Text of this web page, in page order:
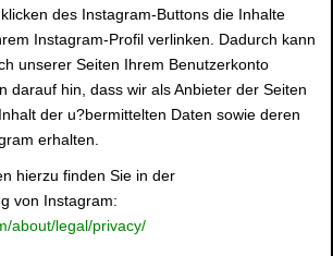
des Instagram-Buttons die Inhalte
Instagram-Profil verlinken. Dadurch kann
unserer Seiten Ihrem Benutzerkonto
darauf hin, dass wir als Anbieter der Seiten
der u?bermittelten Daten sowie deren
erhalten.
hierzu finden Sie in der
von Instagram:
about/legal/privacy/